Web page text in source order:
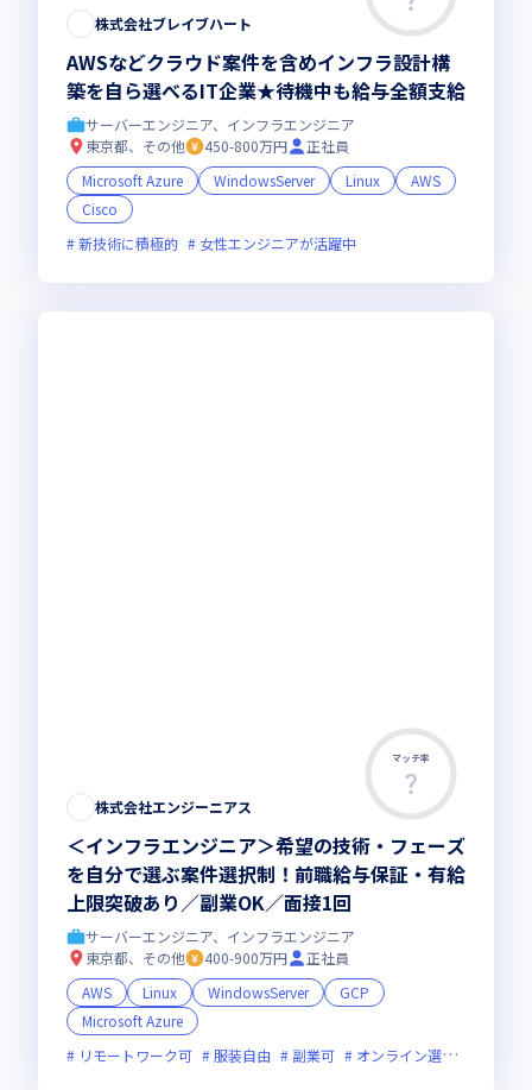
株式会社ブレイブハート
AWSなどクラウド案件を含めインフラ設計構
築を自ら選べるIT企業★待機中も給与全額支給
サーバーエンジニア、インフラエンジニア
東京都、その他
450-800万円
正社員
Microsoft Azure
WindowsServer Linux
AWS
Cisco
新技術に積極的
女性エンジニアが活躍中
マッチ率
株式会社エンジーニアス
＜インフラエンジニア＞希望の技術・フェーズ
を自分で選ぶ案件選択制！前職給与保証・有給
上限突破あり／副業OK／面接1回
サーバーエンジニア、インフラエンジニア
東京都、その他
400-900万円
正社員
AWS
Linux WindowsServer
GCP
Microsoft Azure
リモートワーク可
服装自由 副業可 オンライン選考可